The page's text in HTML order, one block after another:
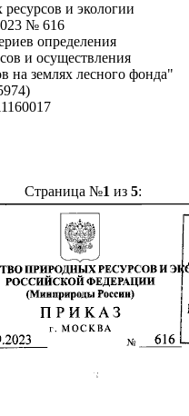
и экологии
№ 616
определения
и осуществления
на землях лесного фонда"
Страница №1 из 5: